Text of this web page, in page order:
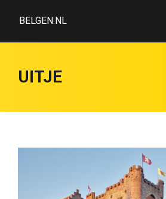
BELGEN.NL
UITJE